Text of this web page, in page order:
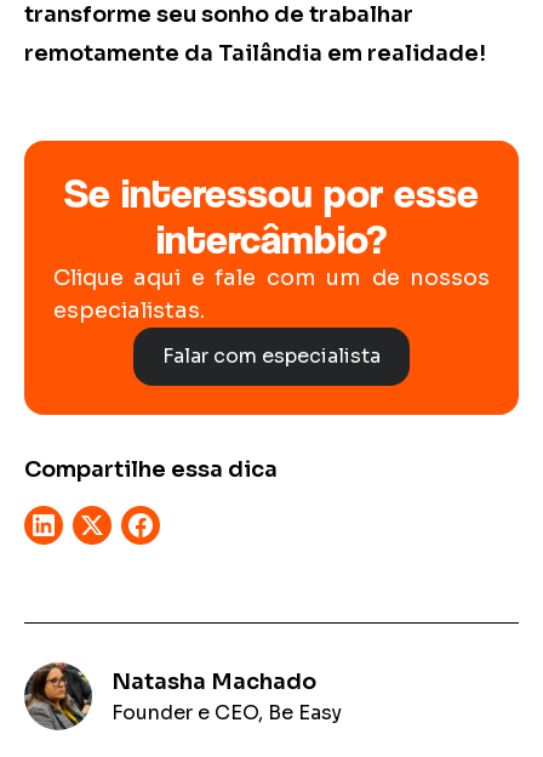
transforme seu sonho de trabalhar
remotamente da Tailândia em realidade!
Se interessou por esse
intercâmbio?
Clique aqui e fale com um de nossos
especialistas.
Falar com especialista
Compartilhe essa dica
Natasha Machado
Founder e CEO, Be Easy